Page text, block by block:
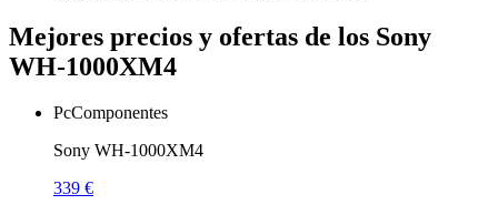
Mejores precios y ofertas de los Sony
WH-1000XM4
PcComponentes
Sony WH-1000XM4
339 €